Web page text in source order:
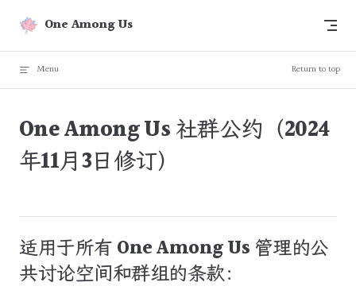
Skip to content
One Among Us
Menu Return to top
One Among Us 社群公约（2024
年11月3日修订）
适用于所有 One Among Us 管理的公
共讨论空间和群组的条款：